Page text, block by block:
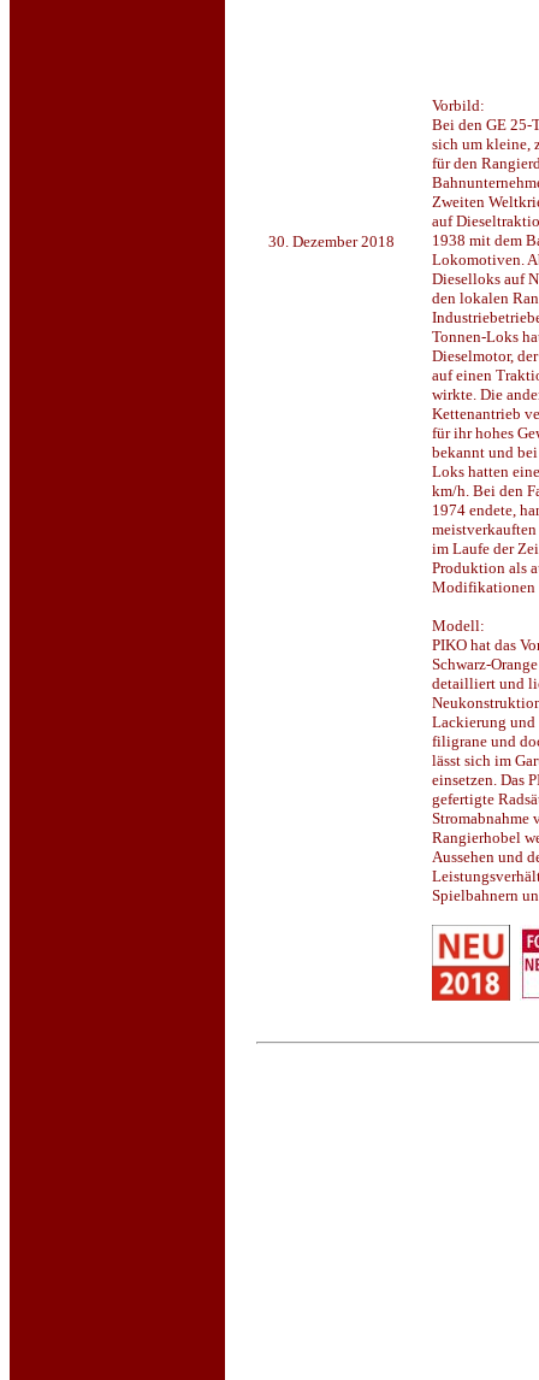
30. Dezember 2018
Vorbild:
Bei den GE 25-
sich um kleine,
für den
Zweiten
auf
1938 mit dem
Lokomotiven.
Dieselloks auf
den lokalen
Tonnen-Loks
Dieselmotor,
auf einen
wirkte. Die
Kettenantrieb
für ihr hohes
bekannt und
Loks hatten
km/h. Bei den
1974 endete,
im Laufe der
Produktion als
Modifikationen
Modell:
PIKO hat das
Schwarz-
detailliert und
Lackierung
filigrane und
lässt sich im
einsetzen. Das
gefertigte
Stromabnahme
Rangierhobel
Aussehen und
Spielbahnern